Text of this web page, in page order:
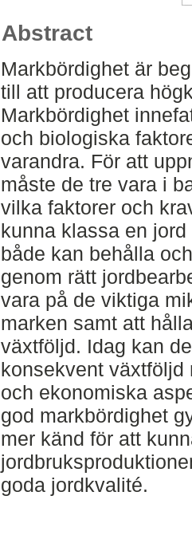
Abstract
Markbördighet är
till att producera
Markbördighet
och biologiska
varandra. För att
måste de tre vara i
vilka faktorer och
kunna klassa en
både kan behålla
genom rätt
vara på de viktiga
marken samt att
växtföljd. Idag kan
konsekvent växtföljd
och ekonomiska
god markbördighet
mer känd för att
goda jordkvalité.